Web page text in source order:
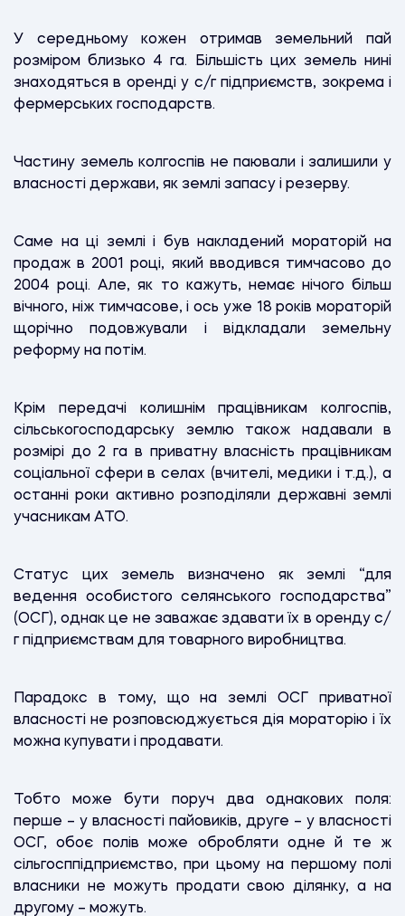
У середньому кожен отримав земельний пай
розміром близько 4 га. Більшість цих земель нині
знаходяться в оренді у с/г підприємств, зокрема і
фермерських господарств.
Частину земель колгоспів не паювали і залишили у
власності держави, як землі запасу і резерву.
Саме на ці землі і був накладений мораторій на
продаж в 2001 році, який вводився тимчасово до
2004 році. Але, як то кажуть, немає нічого більш
вічного, ніж тимчасове, і ось уже 18 років мораторій
щорічно подовжували і відкладали земельну
реформу на потім.
Крім передачі колишнім працівникам колгоспів,
сільськогосподарську землю також надавали в
розмірі до 2 га в приватну власність працівникам
соціальної сфери в селах (вчителі, медики і т.д.), а
останні роки активно розподіляли державні землі
учасникам АТО.
Статус цих земель визначено як землі “для
ведення особистого селянського господарства”
(ОСГ), однак це не заважає здавати їх в оренду с/
г підприємствам для товарного виробництва.
Парадокс в тому, що на землі ОСГ приватної
власності не розповсюджується дія мораторію і їх
можна купувати і продавати.
Тобто може бути поруч два однакових поля:
перше – у власності пайовиків, друге – у власності
ОСГ, обоє полів може обробляти одне й те ж
сільгосппідприємство, при цьому на першому полі
власники не можуть продати свою ділянку, а на
другому – можуть.